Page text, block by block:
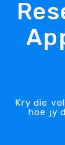
Kry die
hoe jy